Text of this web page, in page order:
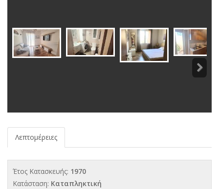
Λεπτομέρειες
Έτος Κατασκευής: 1970
Κατάσταση: Καταπληκτική